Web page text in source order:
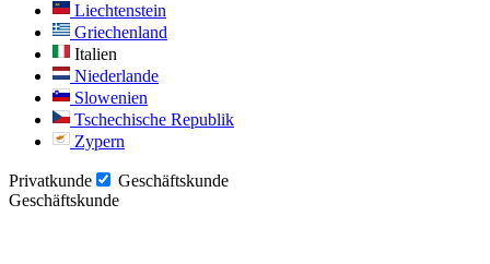
Liechtenstein
Griechenland
Italien
Niederlande
Slowenien
Tschechische Republik
Zypern
Privatkunde
Geschäftskunde
Geschäftskunde